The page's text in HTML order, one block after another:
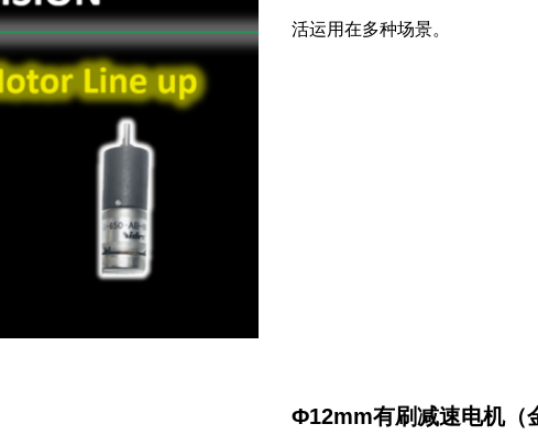
活运用在多种场景。
Φ12mm有刷减速电机（